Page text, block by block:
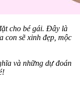
cho bé gái. Đây là
con sẽ xinh đẹp, mộc
và những dự đoán